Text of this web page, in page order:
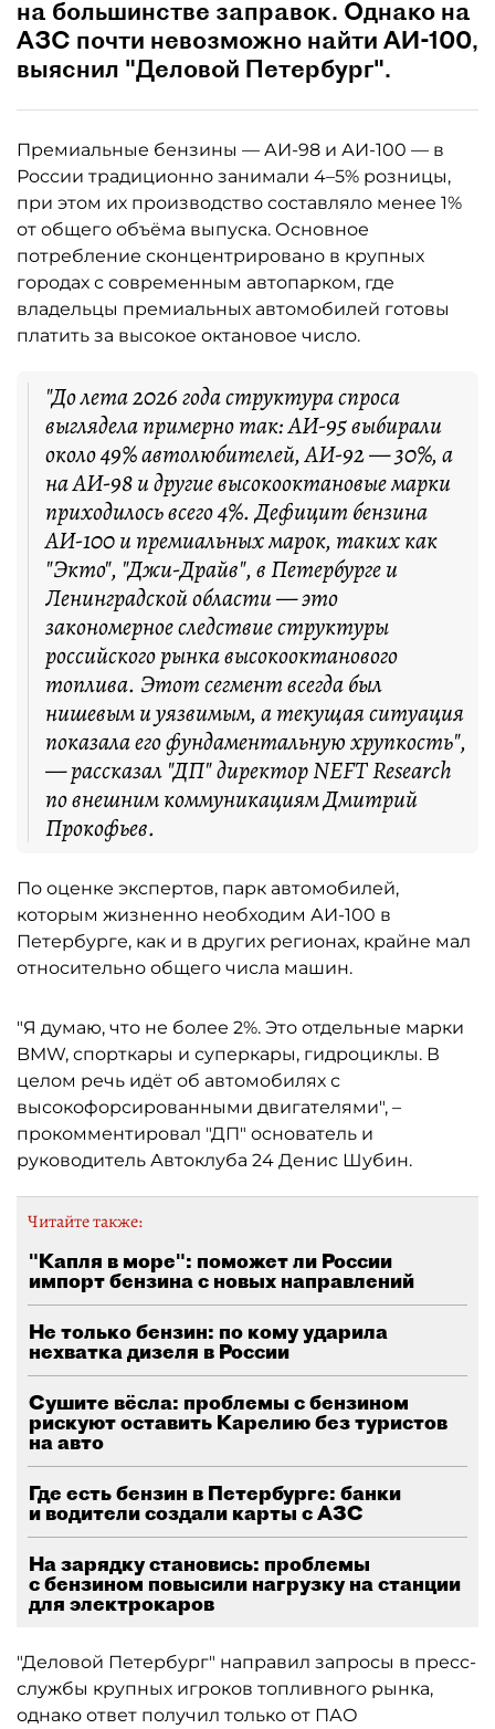
на большинстве заправок. Однако на
АЗС почти невозможно найти АИ-100,
выяснил "Деловой Петербург".
Премиальные бензины — АИ-98 и АИ-100 — в
России традиционно занимали 4–5% розницы,
при этом их производство составляло менее 1%
от общего объёма выпуска. Основное
потребление сконцентрировано в крупных
городах с современным автопарком, где
владельцы премиальных автомобилей готовы
платить за высокое октановое число.
"До лета 2026 года структура спроса
выглядела примерно так: АИ-95 выбирали
около 49% автолюбителей, АИ-92 — 30%, а
на АИ-98 и другие высокооктановые марки
приходилось всего 4%. Дефицит бензина
АИ-100 и премиальных марок, таких как
"Экто", "Джи-Драйв", в Петербурге и
Ленинградской области — это
закономерное следствие структуры
российского рынка высокооктанового
топлива. Этот сегмент всегда был
нишевым и уязвимым, а текущая ситуация
показала его фундаментальную хрупкость",
— рассказал "ДП" директор NEFT Research
по внешним коммуникациям Дмитрий
Прокофьев.
По оценке экспертов, парк автомобилей,
которым жизненно необходим АИ-100 в
Петербурге, как и в других регионах, крайне мал
относительно общего числа машин.
"Я думаю, что не более 2%. Это отдельные марки
BMW, спорткары и суперкары, гидроциклы. В
целом речь идёт об автомобилях с
высокофорсированными двигателями", –
прокомментировал "ДП" основатель и
руководитель Автоклуба 24 Денис Шубин.
Читайте также:
"Капля в море": поможет ли России
импорт бензина с новых направлений
Не только бензин: по кому ударила
нехватка дизеля в России
Сушите вёсла: проблемы с бензином
рискуют оставить Карелию без туристов
на авто
Где есть бензин в Петербурге: банки
и водители создали карты с АЗС
На зарядку становись: проблемы
с бензином повысили нагрузку на станции
для электрокаров
"Деловой Петербург" направил запросы в пресс-
службы крупных игроков топливного рынка,
однако ответ получил только от ПАО